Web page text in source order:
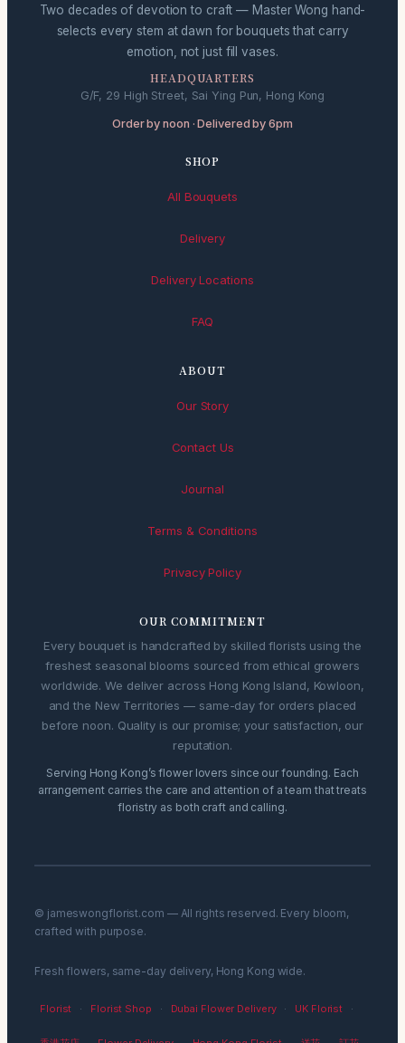
Two decades of devotion to craft — Master Wong hand-
selects every stem at dawn for bouquets that carry
emotion, not just fill vases.
HEADQUARTERS
G/F, 29 High Street, Sai Ying Pun, Hong Kong
Order by noon · Delivered by 6pm
SHOP
All Bouquets
Delivery
Delivery Locations
FAQ
ABOUT
Our Story
Contact Us
Journal
Terms & Conditions
Privacy Policy
OUR COMMITMENT
Every bouquet is handcrafted by skilled florists using the
freshest seasonal blooms sourced from ethical growers
worldwide. We deliver across Hong Kong Island, Kowloon,
and the New Territories — same-day for orders placed
before noon. Quality is our promise; your satisfaction, our
reputation.
Serving Hong Kong’s flower lovers since our founding. Each
arrangement carries the care and attention of a team that treats
floristry as both craft and calling.
© jameswongflorist.com — All rights reserved. Every bloom,
crafted with purpose.
Fresh flowers, same-day delivery, Hong Kong wide.
Florist · Florist Shop · Dubai Flower Delivery · UK Florist ·